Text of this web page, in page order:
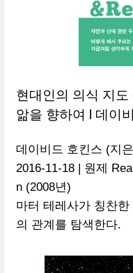
현대인의 의식 지
앎을 향하여 l 데이
데이비드 호킨스 (지
2016-11-18 | 원제
n (2008년)
마터 테레사가 칭찬
의 관계를 탐색한다.